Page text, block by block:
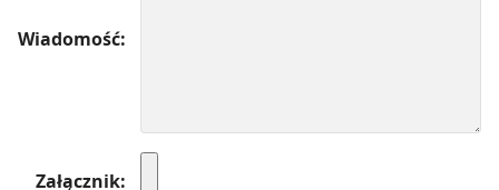
Wiadomość
Załącznik